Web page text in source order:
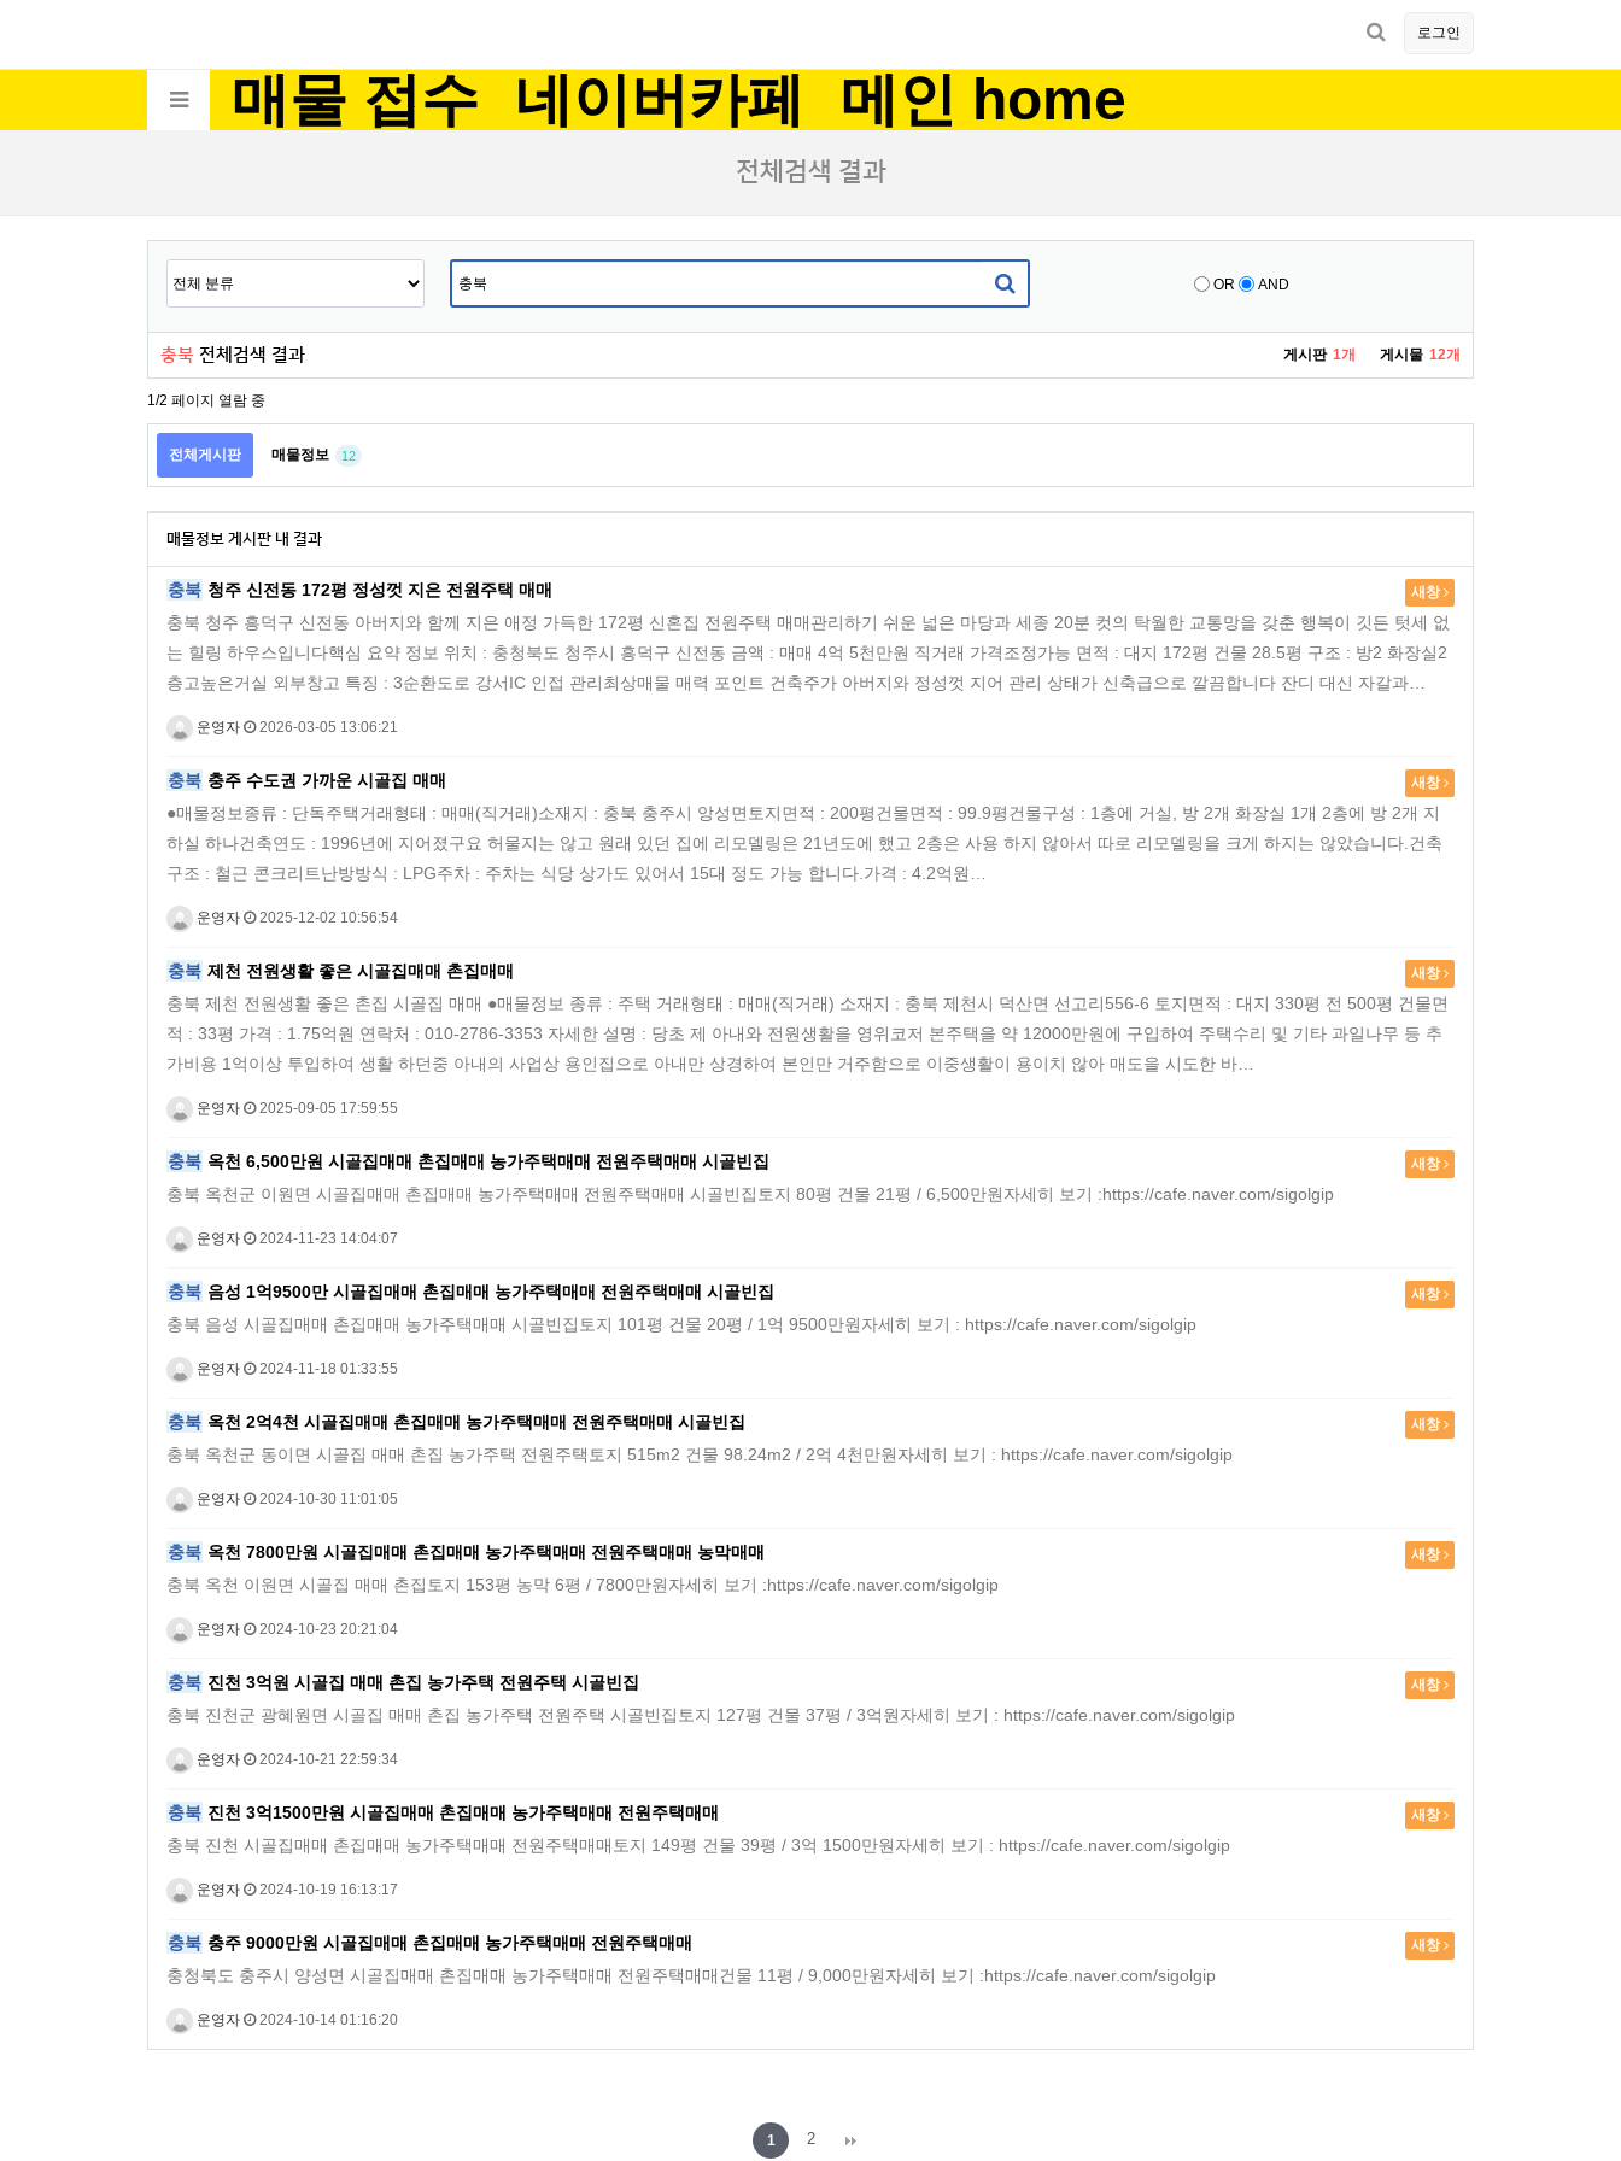
로그인
매물 접수 네이버카페 메인 home
전체검색 결과
OR AND
충북 전체검색 결과 게시판 1개 게시물 12개
1/2 페이지 열람 중
전체게시판 매물정보 12
매물정보 게시판 내 결과
충북 청주 신전동 172평 정성껏 지은 전원주택 매매 새창
​충북 청주 흥덕구 신전동 아버지와 함께 지은 애정 가득한 172평 신혼집 전원주택 매매 ​관리하기 쉬운 넓은 마당과 세종 20분 컷의 탁월한 교통망을 갖춘 행복이 깃든 텃세 없
는 힐링 하우스입니다 ​핵심 요약 정보 위치 : 충청북도 청주시 흥덕구 신전동 금액 : 매매 4억 5천만원 직거래 가격조정가능 면적 : 대지 172평 건물 28.5평 구조 : 방2 화장실2
층고높은거실 외부창고 특징 : 3순환도로 강서IC 인접 관리최상 ​매물 매력 포인트 건축주가 아버지와 정성껏 지어 관리 상태가 신축급으로 깔끔합니다 잔디 대신 자갈과…
운영자 2026-03-05 13:06:21
충북 충주 수도권 가까운 시골집 매매 새창
​●매물정보 ​ 종류 : 단독주택 ​ 거래형태 : 매매(직거래) ​ 소재지 : 충북 충주시 앙성면 ​ 토지면적 : 200평 ​ 건물면적 : 99.9평 ​ 건물구성 : 1층에 거실, 방 2개 화장실 1개 2층에 방 2개 지
하실 하나 ​ 건축연도 : 1996년에 지어졌구요 허물지는 않고 원래 있던 집에 리모델링은 21년도에 했고 2층은 사용 하지 않아서 따로 리모델링을 크게 하지는 않았습니다. ​ 건축
구조 : 철근 콘크리트 ​ 난방방식 : LPG ​ 주차 : 주차는 식당 상가도 있어서 15대 정도 가능 합니다. ​ 가격 : 4.2억원…
운영자 2025-12-02 10:56:54
충북 제천 전원생활 좋은 시골집매매 촌집매매 새창
충북 제천 전원생활 좋은 촌집 시골집 매매 ●매물정보 종류 : 주택 거래형태 : 매매(직거래) 소재지 : 충북 제천시 덕산면 선고리556-6 토지면적 : 대지 330평 전 500평 건물면
적 : 33평 가격 : 1.75억원 연락처 : 010-2786-3353 자세한 설명 : 당초 제 아내와 전원생활을 영위코저 본주택을 약 12000만원에 구입하여 주택수리 및 기타 과일나무 등 추
가비용 1억이상 투입하여 생활 하던중 아내의 사업상 용인집으로 아내만 상경하여 본인만 거주함으로 이중생활이 용이치 않아 매도을 시도한 바…
운영자 2025-09-05 17:59:55
충북 옥천 6,500만원 시골집매매 촌집매매 농가주택매매 전원주택매매 시골빈집 새창
충북 옥천군 이원면 시골집매매 촌집매매 농가주택매매 전원주택매매 시골빈집토지 80평 건물 21평 / 6,500만원자세히 보기 :https://cafe.naver.com/sigolgip
운영자 2024-11-23 14:04:07
충북 음성 1억9500만 시골집매매 촌집매매 농가주택매매 전원주택매매 시골빈집 새창
충북 음성 시골집매매 촌집매매 농가주택매매 시골빈집토지 101평 건물 20평 / 1억 9500만원자세히 보기 : https://cafe.naver.com/sigolgip
운영자 2024-11-18 01:33:55
충북 옥천 2억4천 시골집매매 촌집매매 농가주택매매 전원주택매매 시골빈집 새창
충북 옥천군 동이면 시골집 매매 촌집 농가주택 전원주택토지 515m2 건물 98.24m2 / 2억 4천만원자세히 보기 : https://cafe.naver.com/sigolgip
운영자 2024-10-30 11:01:05
충북 옥천 7800만원 시골집매매 촌집매매 농가주택매매 전원주택매매 농막매매 새창
충북 옥천 이원면 시골집 매매 촌집토지 153평 농막 6평 / 7800만원자세히 보기 :https://cafe.naver.com/sigolgip
운영자 2024-10-23 20:21:04
충북 진천 3억원 시골집 매매 촌집 농가주택 전원주택 시골빈집 새창
충북 진천군 광혜원면 시골집 매매 촌집 농가주택 전원주택 시골빈집토지 127평 건물 37평 / 3억원자세히 보기 : https://cafe.naver.com/sigolgip
운영자 2024-10-21 22:59:34
충북 진천 3억1500만원 시골집매매 촌집매매 농가주택매매 전원주택매매 새창
충북 진천 시골집매매 촌집매매 농가주택매매 전원주택매매토지 149평 건물 39평 / 3억 1500만원자세히 보기 : https://cafe.naver.com/sigolgip
운영자 2024-10-19 16:13:17
충북 충주 9000만원 시골집매매 촌집매매 농가주택매매 전원주택매매 새창
충청북도 충주시 양성면 시골집매매 촌집매매 농가주택매매 전원주택매매건물 11평 / 9,000만원자세히 보기 :https://cafe.naver.com/sigolgip
운영자 2024-10-14 01:16:20
1 2